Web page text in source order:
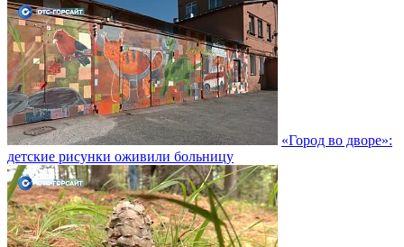
«Город во дворе»:
детские рисунки оживили больницу